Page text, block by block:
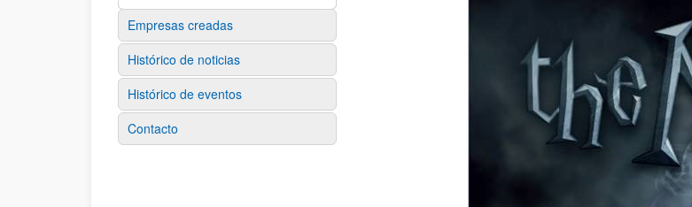
Empresas creadas
Histórico de noticias
Histórico de eventos
Contacto